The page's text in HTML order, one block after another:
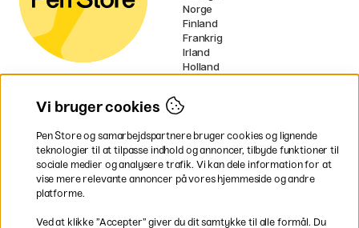
Norge
Finland
Frankrig
Irland
Holland
EU
* Specifikkefragtvilkår gælder for
voluminøse varer.
Vi bruger cookies
Pen Store og samarbejdspartnere bruger cookies og lignende
teknologier til at tilpasse indhold og annoncer, tilbyde funktioner til
sociale medier og analysere trafik. Vi kan dele information for at
vise mere relevante annoncer på vores hjemmeside og andre
platforme.
Ved at klikke ”Accepter” giver du dit samtykke til alle formål. Du